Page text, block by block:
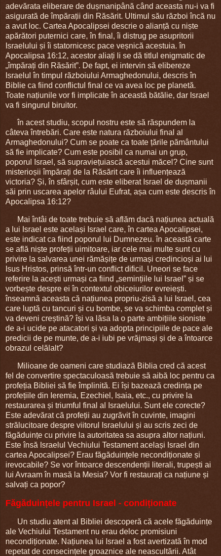
adevărata eliberare de dușmanipână când aceasta nu-i va fi
asigurată de împărații din Răsărit. Ultimul său război încă nu
a avut loc. Cartea Apocalipsei descrie o alianță cu niște
apărători puternici care, în final, îi distrug pe asupritorii
Israelului și îi statornicesc pace veșnică acestuia. în
Apocalipsa 16:12, acestor aliați li se dă titlul enigmatic de
„împărați din Răsărit”. De fapt, ei intervin să elibereze
Israelul în timpul războiului Armaghedonului, descris în
Biblie ca fiind conflictul final ce va avea loc pe planetă.
Toate națiunile vor fi implicate în această bătălie, dar Israel
va fi singurul biruitor.
în acest studiu, scopul nostru este să răspundem la
câteva întrebări. Care este natura războiului final al
Armaghedonului? Cum se poate ca toate țările pământului
să fie implicate? Cum este posibil ca numai un grup,
poporul Israel, să supraviețuiască acestui măcel? Cine sunt
misterioșii împărați de la Răsărit care îi influențează
victoria? Și, în sfârșit, cum este eliberat Israel de dușmanii
săi prin uscarea apelor râului Eufrat, așa cum este descris în
Apocalipsa 16:12?
Mai întâi de toate trebuie să aflăm dacă națiunea actuală
a lui Israel este același Israel care, în cartea Apocalipsei,
este indicat ca fiind poporul lui Dumnezeu. în această carte
se află niște profeții uimitoare, iar cele mai multe sunt cu
privire la salvarea unei rămășițe de urmași credincioși ai lui
Isus Hristos, prinsă într-un conflict dificil. Uneori se face
referire la acești urmași ca fiind „semințiile lui Israel” și se
vorbește despre ei în contextul obiceiurilor evreiești.
înseamnă aceasta că națiunea propriu-zisă a lui Israel, cea
care luptă cu tancuri și cu bombe, se va schimba complet și
va deveni creștină? își va lăsa la o parte ambițiile sioniste
de a-i ucide pe atacatori și va adopta principiile de pace ale
predicii de pe munte, de a-i iubi pe vrăjmași și de a întoarce
obrazul celălalt?
Milioane de oameni care studiază Biblia cred că acest
fel de convertire spectaculoasă trebuie să aibă loc pentru ca
profeția Bibliei să fie împlinită. Ei își bazează credința pe
profețiile din Ieremia, Ezechiel, Isaia, etc., cu privire la
restaurarea și triumful final al Israelului. Sunt ele corecte?
Este adevărat că profeții au zugrăvit în cuvinte, imagini
strălucitoare despre viitorul Israelului și au scris zeci de
făgăduințe cu privire la autoritatea sa asupra altor națiuni.
Este însă Israelul Vechiului Testament același Israel din
cartea Apocalipsei? Erau făgăduințele necondiționate și
irevocabile? Se vor întoarce descendenții literali, trupești ai
lui Avraam în masă la Mesia? Vor fi restaurați ca națiune și
salvați ca popor?
Făgăduințele pentru Israel - condiționate
Un studiu atent al Bibliei descoperă că acele făgăduințe
ale Vechiului Testament nu erau deloc promisiuni
necondiționate. Națiunea lui Israel a fost avertizată în mod
repetat de consecințele groaznice ale neascultării. Atât